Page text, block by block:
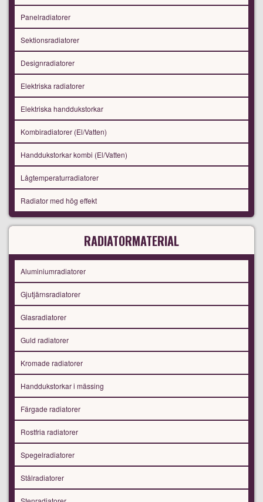
Panelradiatorer
Sektionsradiatorer
Designradiatorer
Elektriska radiatorer
Elektriska handdukstorkar
Kombiradiatorer (El/Vatten)
Handdukstorkar kombi (El/Vatten)
Lågtemperaturradiatorer
Radiator med hög effekt
RADIATORMATERIAL
Aluminiumradiatorer
Gjutjärnsradiatorer
Glasradiatorer
Guld radiatorer
Kromade radiatorer
Handdukstorkar i mässing
Färgade radiatorer
Rostfria radiatorer
Spegelradiatorer
Stålradiatorer